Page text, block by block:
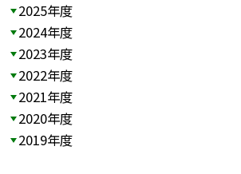
2025年度
2024年度
2023年度
2022年度
2021年度
2020年度
2019年度